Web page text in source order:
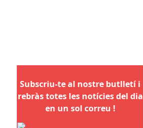
Subscriu-te al nostre butlletí i
rebràs totes les notícies del dia
en un sol correu !